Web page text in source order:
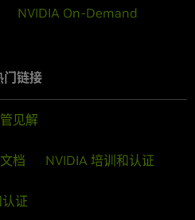
NVIDIA On-Demand
门链接
见解
文档 NVIDIA 培训和认证
证